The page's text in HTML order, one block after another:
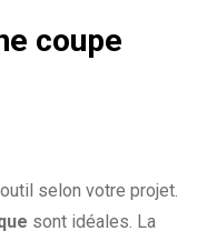
coupe
selon votre projet.
sont idéales. La